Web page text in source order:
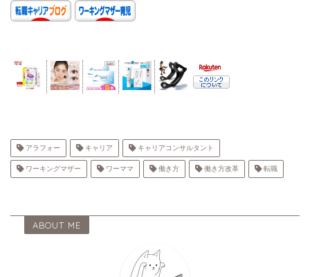
アラフォー キャリア キャリアコンサルタント
ワーキングマザー ワーママ 働き方 働き方改革 転職
ABOUT ME